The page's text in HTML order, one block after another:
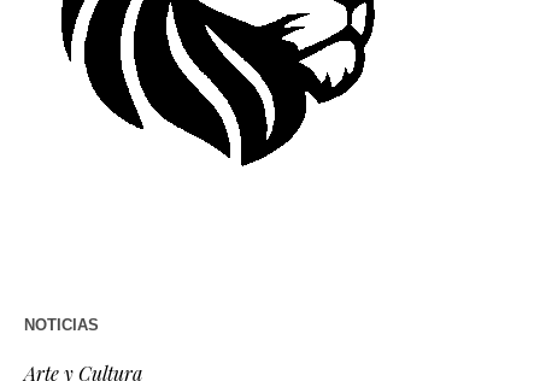
NOTICIAS
Arte y Cultura